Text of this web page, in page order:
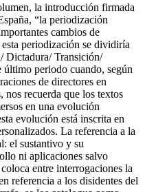
la introducción firmada
“la periodización
cambios de
periodización se dividiría
Dictadura/ Transición/
periodo cuando, según
de directores en
nos recuerda que los textos
en una evolución
evolución está inscrita en
La referencia a la
el sustantivo y su
ni aplicaciones salvo
entre interrogaciones la
referencia a los disidentes del